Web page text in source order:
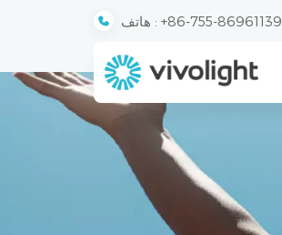
هاتف : +86-755-86961139